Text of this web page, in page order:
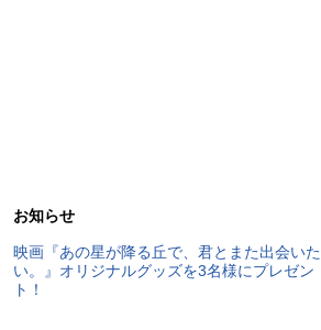
お知らせ
映画『あの星が降る丘で、君とまた出会いた
い。』オリジナルグッズを3名様にプレゼン
ト！